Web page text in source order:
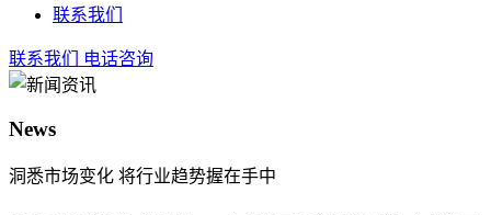
联系我们
联系我们 电话咨询
News
洞悉市场变化 将行业趋势握在手中